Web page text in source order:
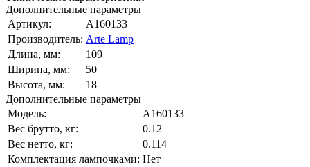
Дополнительные параметры
Артикул:
A160133
Производитель: Arte Lamp
Длина, мм:
109
Ширина, мм:
50
Высота, мм:
18
Дополнительные параметры
Модель:
A160133
Вес брутто, кг:
0.12
Вес нетто, кг:
0.114
Комплектация лампочками: Нет